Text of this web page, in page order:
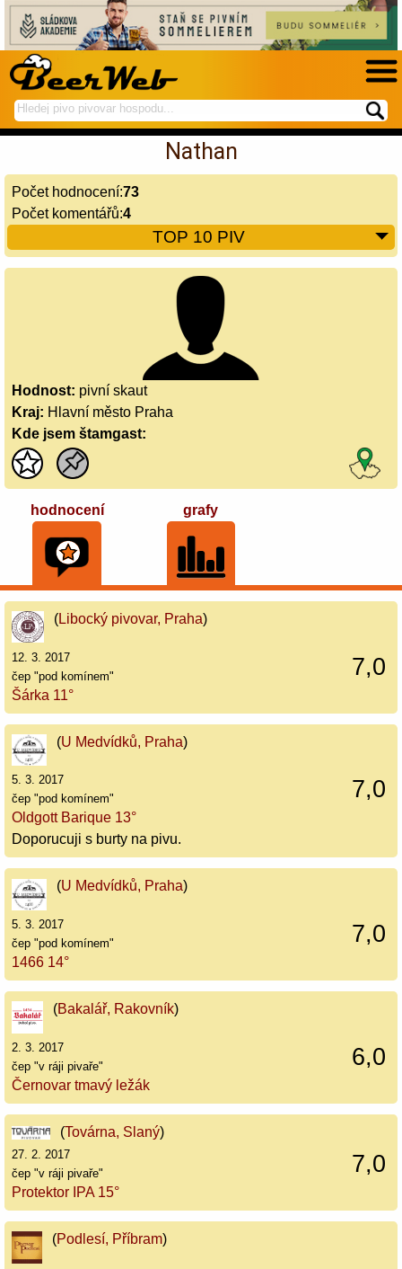
hledej
na
spustí
hledání
Nathan
Počet hodnocení:73
Počet komentářů:4
TOP 10 PIV
Hodnost: pivní skaut
Kraj: Hlavní město Praha
Kde jsem štamgast:
hodnocení grafy
(Libocký pivovar, Praha)
7,0
12. 3. 2017
čep "pod komínem"
Šárka 11°
(U Medvídků, Praha)
7,0
5. 3. 2017
čep "pod komínem"
Oldgott Barique 13°
Doporucuji s burty na pivu.
(U Medvídků, Praha)
7,0
5. 3. 2017
čep "pod komínem"
1466 14°
(Bakalář, Rakovník)
6,0
2. 3. 2017
čep "v ráji pivaře"
Černovar tmavý ležák
(Továrna, Slaný)
7,0
27. 2. 2017
čep "v ráji pivaře"
Protektor IPA 15°
(Podlesí, Příbram)